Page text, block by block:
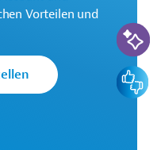
Vorteilen und
KI-